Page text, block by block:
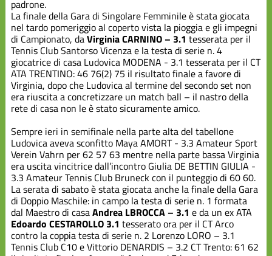
padrone.
La finale della Gara di Singolare Femminile è stata giocata
nel tardo pomeriggio al coperto vista la pioggia e gli impegni
di Campionato, daVirginia CARNINO – 3.1 tesserata per il
Tennis Club Santorso Vicenza e la testa di serie n. 4
giocatrice di casa Ludovica MODENA - 3.1 tesserata per il CT
ATA TRENTINO: 46 76(2) 75 il risultato finale a favore di
Virginia, dopo che Ludovica al termine del secondo set non
era riuscita a concretizzare un match ball – il nastro della
rete di casa non le è stato sicuramente amico.
Sempre ieri in semifinale nella parte alta del tabellone
Ludovica aveva sconfitto Maya AMORT - 3.3 Amateur Sport
Verein Vahrn per 62 57 63 mentre nella parte bassa Virginia
era uscita vincitrice dall’incontro Giulia DE BETTIN GIULIA -
3.3 Amateur Tennis Club Bruneck con il punteggio di 60 60.
La serata di sabato è stata giocata anche la finale della Gara
di Doppio Maschile: in campo la testa di serie n. 1 formata
dal Maestro di casaAndrea LBROCCA – 3.1 e da un ex ATA
Edoardo CESTAROLLO 3.1 tesserato ora per il CT Arco
contro la coppia testa di serie n. 2 Lorenzo LORO – 3.1
Tennis Club C10 e Vittorio DENARDIS – 3.2 CT Trento: 61 62